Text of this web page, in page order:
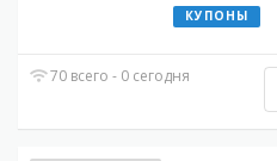
КУПОНЫ
70 всего - 0 сегодня